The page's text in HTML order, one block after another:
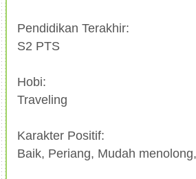
Pendidikan Terakhir:
S2 PTS
Hobi:
Traveling
Karakter Positif:
Baik, Periang, Mudah